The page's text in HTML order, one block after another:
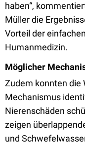
haben“,
Müller die
Vorteil der
Humanmedizin.
Möglicher
Zudem konnten die
Mechanismus
Nierenschäden
zeigen
und